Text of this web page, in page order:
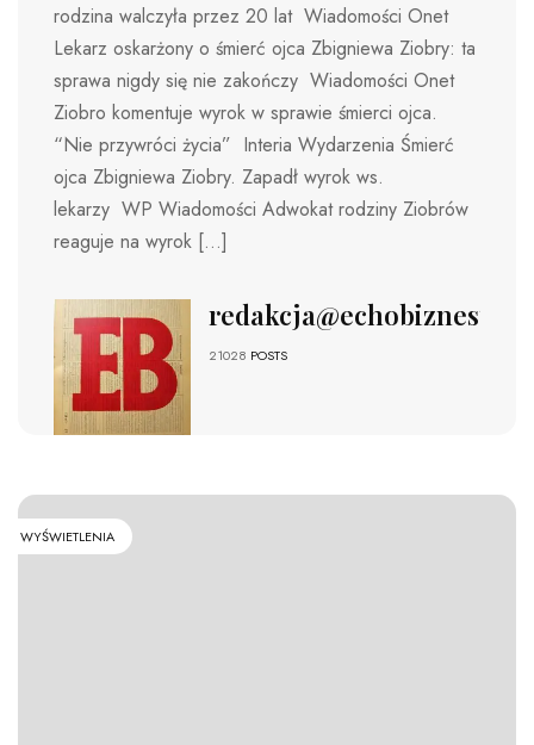
rodzina walczyła przez 20 lat Wiadomości Onet
Lekarz oskarżony o śmierć ojca Zbigniewa Ziobry: ta
sprawa nigdy się nie zakończy Wiadomości Onet
Ziobro komentuje wyrok w sprawie śmierci ojca.
“Nie przywróci życia” Interia Wydarzenia Śmierć
ojca Zbigniewa Ziobry. Zapadł wyrok ws.
lekarzy WP Wiadomości Adwokat rodziny Ziobrów
reaguje na wyrok […]
redakcja@echobiznesu.pl
21028 POSTS
WYŚWIETLENIA